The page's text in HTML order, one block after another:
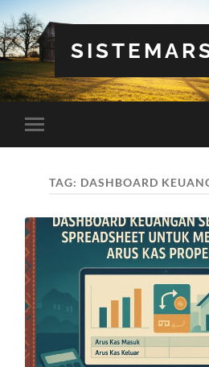
Toggle
mobile
TAG: DASHBOARD